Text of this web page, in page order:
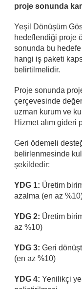
proje sonunda
Yeşil Dönüşüm
hedeflendiği proje
sonunda bu hedefe
hangi iş paketi
belirtilmelidir.
Proje sonunda
çerçevesinde
uzman kurum ve
Hizmet alım gideri
Geri ödemeli
belirlenmesinde
şekildedir:
YDG 1: Üretim
azalma (en az
YDG 2: Üretim
az %10)
YDG 3:Geri
(en az %10)
YDG 4: Yenilikçi